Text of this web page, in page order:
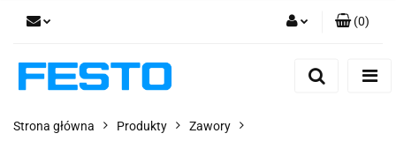
Dodaj zgłoszenie
(0)
Strona główna Produkty Zawory